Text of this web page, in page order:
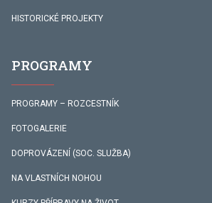
HISTORICKÉ PROJEKTY
PROGRAMY
PROGRAMY – ROZCESTNÍK
FOTOGALERIE
DOPROVÁZENÍ (SOC. SLUŽBA)
NA VLASTNÍCH NOHOU